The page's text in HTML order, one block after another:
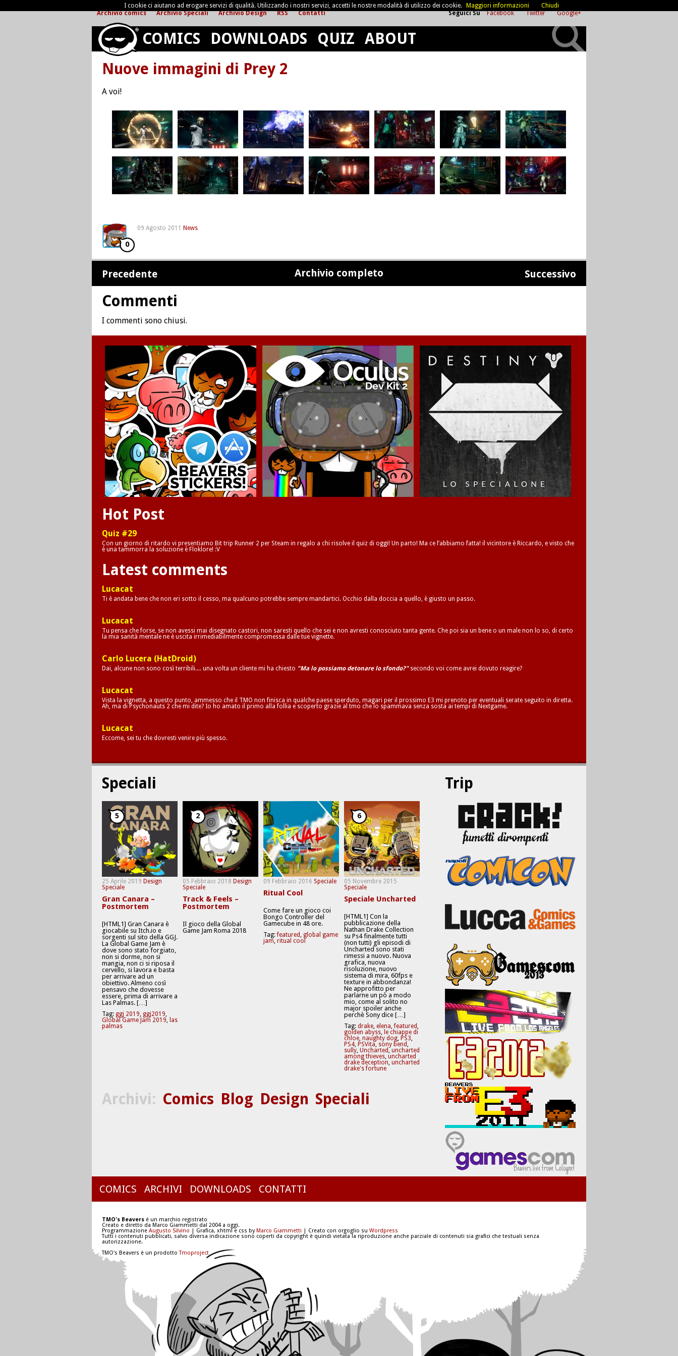
Seguici Su Facebook Twitter Google+
Archivio comics Archivio Speciali Archivio Design RSS Contatti
COMICS DOWNLOADS QUIZ ABOUT
Nuove immagini di Prey 2
A voi!
09 Agosto 2011 News
0
Precedente Archivio completo Successivo
Commenti
I commenti sono chiusi.
Hot Post
Quiz #29
Con un giorno di ritardo vi presentiamo Bit trip Runner 2 per Steam in regalo a chi risolve il quiz di oggi! Un parto! Ma ce l’abbiamo fatta! il vicintore è Riccardo, e visto che
è una tammorra la soluzione è Floklore! :V
Latest comments
Lucacat
Ti è andata bene che non eri sotto il cesso, ma qualcuno potrebbe sempre mandartici. Occhio dalla doccia a quello, è giusto un passo.
Lucacat
Tu pensa che forse, se non avessi mai disegnato castori, non saresti quello che sei e non avresti conosciuto tanta gente. Che poi sia un bene o un male non lo so, di certo
la mia sanità mentale ne è uscita irrimediabilmente compromessa dalle tue vignette.
Carlo Lucera (HatDroid)
Dai, alcune non sono così terribili.... una volta un cliente mi ha chiesto "Ma lo possiamo detonare lo sfondo?"secondo voi come avrei dovuto reagire?
Lucacat
Vista la vignetta, a questo punto, ammesso che il TMO non finisca in qualche paese sperduto, magari per il prossimo E3 mi prenoto per eventuali serate seguito in diretta.
Ah, ma di Psychonauts 2 che mi dite? Io ho amato il primo alla follia e scoperto grazie al tmo che lo spammava senza sosta ai tempi di Nextgame.
Lucacat
Eccome, sei tu che dovresti venire più spesso.
Trip
Speciali
25 Aprile 2019 Design
Speciale
5
Gran Canara –
Postmortem
[HTML1] Gran Canara è
giocabile su Itch.io e
sorgenti sul sito della GGJ.
La Global Game Jam è
dove sono stato forgiato,
non si dorme, non si
mangia, non ci si riposa il
cervello, si lavora e basta
per arrivare ad un
obiettivo. Almeno così
pensavo che dovesse
essere, prima di arrivare a
Las Palmas. […]
Tag: ggj 2019, ggj2019,
Global Game Jam 2019, las
palmas
05 Febbraio 2018 Design
Speciale
2
Track & Feels –
Postmortem
Il gioco della Global
Game Jam Roma 2018
09 Febbraio 2016 Speciale
Ritual Cool
Come fare un gioco coi
Bongo Controller del
Gamecube in 48 ore.
Tag:featured, global game
jam, ritual cool
05 Novembre 2015
Speciale
6
Speciale Uncharted
[HTML1] Con la
pubblicazione della
Nathan Drake Collection
su Ps4 finalmente tutti
(non tutti) gli episodi di
Uncharted sono stati
rimessi a nuovo. Nuova
grafica, nuova
risoluzione, nuovo
sistema di mira, 60fps e
texture in abbondanza!
Ne approfitto per
parlarne un pò a modo
mio, come al solito no
major spoiler anche
perchè Sony dice […]
Tag: drake, elena,featured,
golden abyss, le chiappe di
chloe, naughty dog, PS3,
PS4, PSVita, sony bend,
sully, Uncharted, uncharted
among thieves, uncharted
drake deception, uncharted
drake's fortune
Archivi: Comics Blog Design Speciali
COMICS ARCHIVI DOWNLOADS CONTATTI
TMO's Beavers è un marchio registrato
Creato e diretto da Marco Giammetti dal 2004 a oggi.
Programmazione Augusto Silvino | Grafica, xhtml e css byMarco Giammetti | Creato con orgoglio su Wordpress
Tutti i contenuti pubblicati, salvo diversa indicazione sono coperti da copyright è quindi vietata la riproduzione anche parziale di contenuti sia grafici che testuali senza
autorizzazione.
TMO's Beavers è un prodottoTmoproject
I cookie ci aiutano ad erogare servizi di qualità. Utilizzando i nostri servizi, accetti le nostre modalità di utilizzo dei cookie. Maggiori informazioni Chiudi